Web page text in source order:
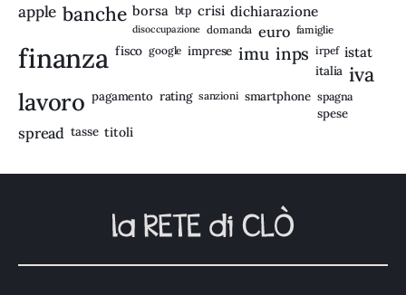
apple banche borsa btp crisi dichiarazione
disoccupazione domanda euro famiglie
finanza fisco google imprese imu inps irpef istat
italia iva
lavoro pagamento rating sanzioni smartphone spagna
spese
spread tasse titoli